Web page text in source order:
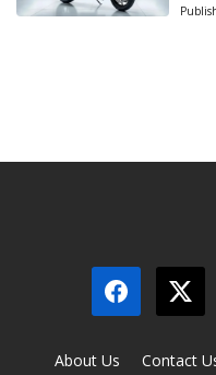
About Us Contact